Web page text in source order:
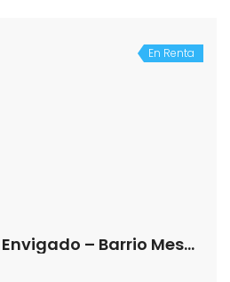
En Renta
Se arrienda local Envigado – Barrio Mesa (193754458)